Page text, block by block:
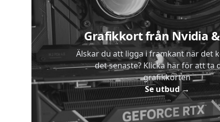
Grafikkort från Nvidia
Älskar du att ligga i framkant när det
det senaste? Klicka här för att ta
grafikkorten
Se utbud→